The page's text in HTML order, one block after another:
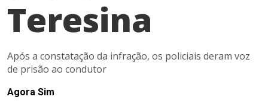
Teresina
Após a constatação da infração, os policiais deram voz
de prisão ao condutor
Agora Sim